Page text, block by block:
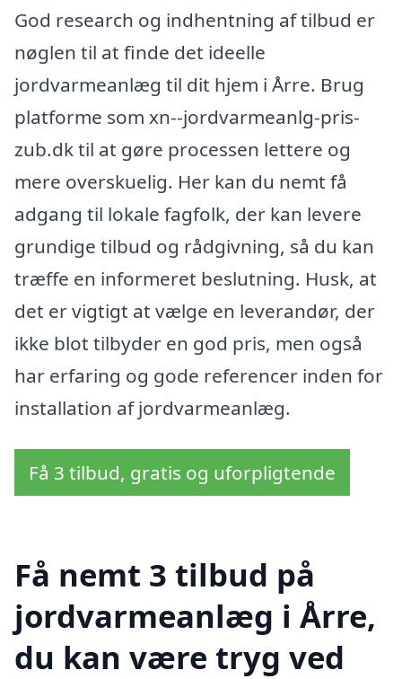
God research og indhentning af tilbud er
nøglen til at finde det ideelle
jordvarmeanlæg til dit hjem i Årre. Brug
platforme som xn--jordvarmeanlg-pris-
zub.dk til at gøre processen lettere og
mere overskuelig. Her kan du nemt få
adgang til lokale fagfolk, der kan levere
grundige tilbud og rådgivning, så du kan
træffe en informeret beslutning. Husk, at
det er vigtigt at vælge en leverandør, der
ikke blot tilbyder en god pris, men også
har erfaring og gode referencer inden for
installation af jordvarmeanlæg.
Få 3 tilbud, gratis og uforpligtende
Få nemt 3 tilbud på
jordvarmeanlæg i Årre,
du kan være tryg ved